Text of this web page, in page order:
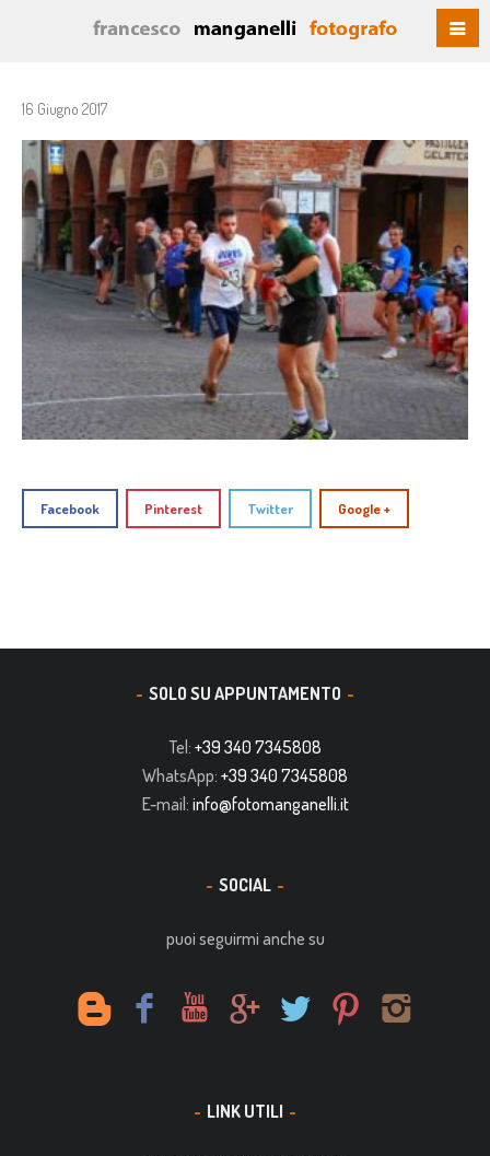
16 Giugno 2017
Facebook Pinterest Twitter Google +
SOLO SU APPUNTAMENTO
Tel: +39 340 7345808
WhatsApp: +39 340 7345808
E-mail: info@fotomanganelli.it
SOCIAL
puoi seguirmi anche su
LINK UTILI